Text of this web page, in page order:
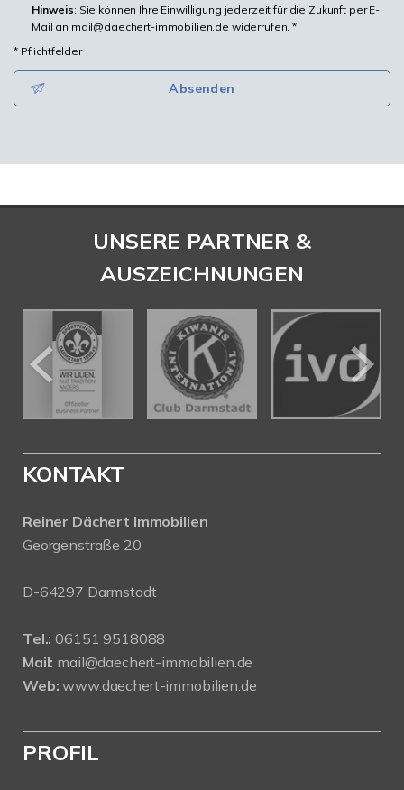
Hinweis: Sie können Ihre Einwilligung jederzeit für die Zukunft per E-
Mail an mail@daechert-immobilien.de widerrufen. *
* Pflichtfelder
Absenden
UNSERE PARTNER &
AUSZEICHNUNGEN
KONTAKT
Reiner Dächert Immobilien
Georgenstraße 20
D-64297 Darmstadt
Tel.: 06151 9518088
Mail: mail@daechert-immobilien.de
Web: www.daechert-immobilien.de
PROFIL